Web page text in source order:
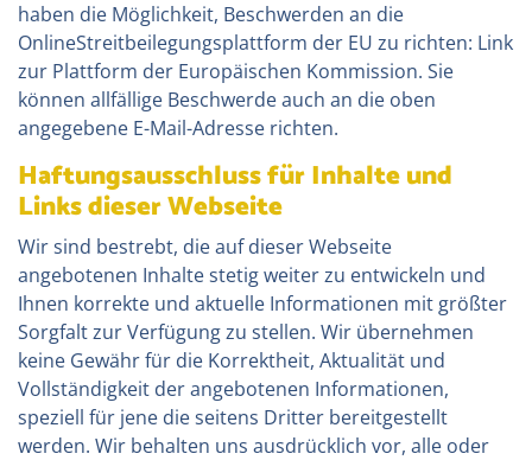
haben die Möglichkeit, Beschwerden an die
OnlineStreitbeilegungsplattform der EU zu richten: Link
zur Plattform der Europäischen Kommission. Sie
können allfällige Beschwerde auch an die oben
angegebene E-Mail-Adresse richten.
Haftungsausschluss für Inhalte und
Links dieser Webseite
Wir sind bestrebt, die auf dieser Webseite
angebotenen Inhalte stetig weiter zu entwickeln und
Ihnen korrekte und aktuelle Informationen mit größter
Sorgfalt zur Verfügung zu stellen. Wir übernehmen
keine Gewähr für die Korrektheit, Aktualität und
Vollständigkeit der angebotenen Informationen,
speziell für jene die seitens Dritter bereitgestellt
werden. Wir behalten uns ausdrücklich vor, alle oder